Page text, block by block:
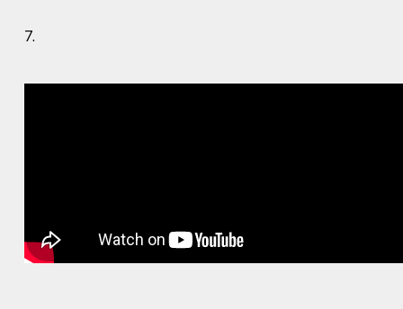
7.